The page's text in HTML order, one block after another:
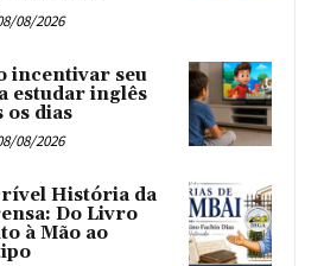
08/2026
incentivar seu
estudar inglês
os dias
08/2026
História da
Do Livro
à Mão ao